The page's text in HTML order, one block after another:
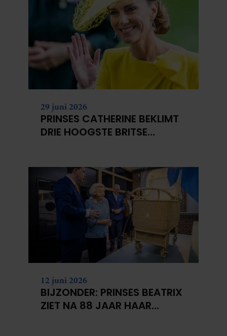
29 juni 2026
PRINSES CATHERINE BEKLIMT
DRIE HOOGSTE BRITSE
12 juni 2026
BIJZONDER: PRINSES BEATRIX
ZIET NA 88 JAAR HAAR